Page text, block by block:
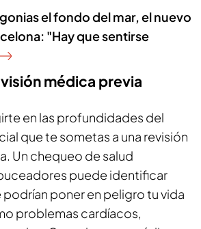
el fondo del mar, el nuevo
"Hay que sentirse
médica previa
en las profundidades del
que te sometas a una revisión
Un chequeo de salud
puede identificar
poner en peligro tu vida
problemas cardíacos,